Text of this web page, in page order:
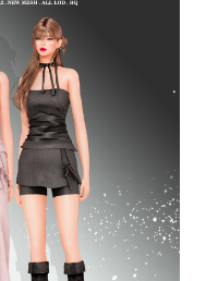
Lace Collection
Jennie Outfit Set